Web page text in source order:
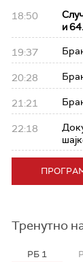
18:50
и
19:37
20:28
21:21
22:18
Тренутно
РБ 1